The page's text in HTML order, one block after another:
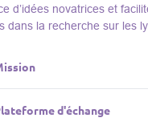
d’idées novatrices et
dans la recherche sur les
des projets, façonne des
et promeut l’unité
d'échange